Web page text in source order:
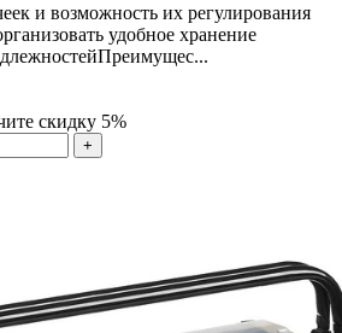
и возможность их регулирования
удобное хранение
скидку 5%
+